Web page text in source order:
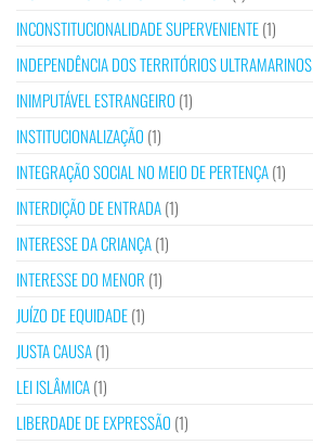
INCONSTITUCIONALIDADE SUPERVENIENTE(1)
INDEPENDÊNCIA DOS TERRITÓRIOS ULTRAMARINOS
INIMPUTÁVEL ESTRANGEIRO (1)
INSTITUCIONALIZAÇÃO (1)
INTEGRAÇÃO SOCIAL NO MEIO DE PERTENÇA(1)
INTERDIÇÃO DE ENTRADA(1)
INTERESSE DA CRIANÇA(1)
INTERESSE DO MENOR (1)
JUÍZO DE EQUIDADE(1)
JUSTA CAUSA(1)
LEI ISLÂMICA(1)
LIBERDADE DE EXPRESSÃO (1)